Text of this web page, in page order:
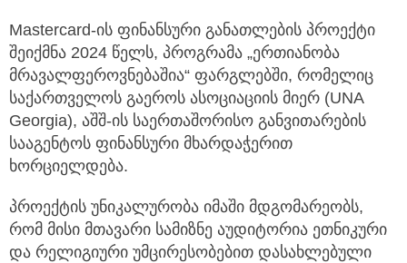
Mastercard-ის ფინანსური განათლების პროექტი
შეიქმნა 2024 წელს, პროგრამა „ერთიანობა
მრავალფეროვნებაშია“ ფარგლებში, რომელიც
საქართველოს გაეროს ასოციაციის მიერ (UNA
Georgia), აშშ-ის საერთაშორისო განვითარების
სააგენტოს ფინანსური მხარდაჭერით
ხორციელდება.
პროექტის უნიკალურობა იმაში მდგომარეობს,
რომ მისი მთავარი სამიზნე აუდიტორია ეთნიკური
და რელიგიური უმცირესობებით დასახლებული